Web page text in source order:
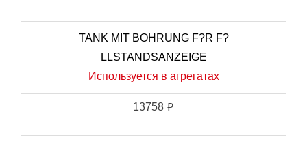
TANK MIT BOHRUNG F?R F?
LLSTANDSANZEIGE
Используется в агрегатах
13758 i